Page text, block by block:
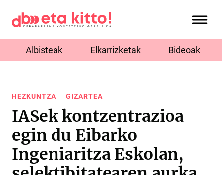
Albisteak Elkarrizketak Bideoak
HEZKUNTZA GIZARTEA
IASek kontzentrazioa
egin du Eibarko
Ingeniaritza Eskolan,